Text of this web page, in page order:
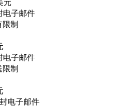
元
电子邮件
制
电子邮件
制
电子邮件